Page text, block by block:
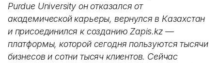
Purdue University он отказался от
академической карьеры, вернулся в Казахстан
и присоединился к созданию Zapis.kz —
платформы, которой сегодня пользуются тысячи
бизнесов и сотни тысяч клиентов. Сейчас